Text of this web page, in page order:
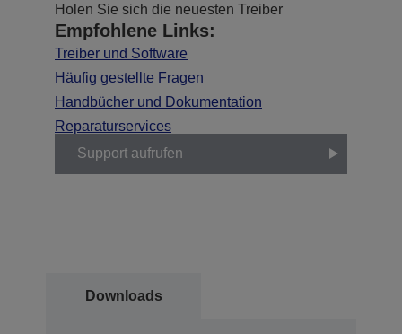
Holen Sie sich die neuesten Treiber
Empfohlene Links:
Treiber und Software
Häufig gestellte Fragen
Handbücher und Dokumentation
Reparaturservices
Support aufrufen
Downloads